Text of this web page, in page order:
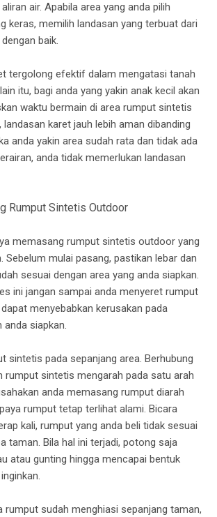
air. Apabila area yang anda pilih
keras, memilih landasan yang terbuat dari
baik.
tergolong efektif dalam mengatasi tanah
itu, bagi anda yang yakin anak kecil akan
waktu bermain di area rumput sintetis
landasan karet jauh lebih aman dibanding
anda yakin area sudah rata dan tidak ada
anda tidak memerlukan landasan
Rumput Sintetis Outdoor
memasang rumput sintetis outdoor yang
Sebelum mulai pasang, pastikan lebar dan
sesuai dengan area yang anda siapkan.
ini jangan sampai anda menyeret rumput
menyebabkan kerusakan pada
anda siapkan.
sintetis pada sepanjang area. Berhubung
rumput sintetis mengarah pada satu arah
anda memasang rumput diarah
rumput tetap terlihat alami. Bicara
kali, rumput yang anda beli tidak sesuai
taman. Bila hal ini terjadi, potong saja
atau gunting hingga mencapai bentuk
rumput sudah menghiasi sepanjang taman,